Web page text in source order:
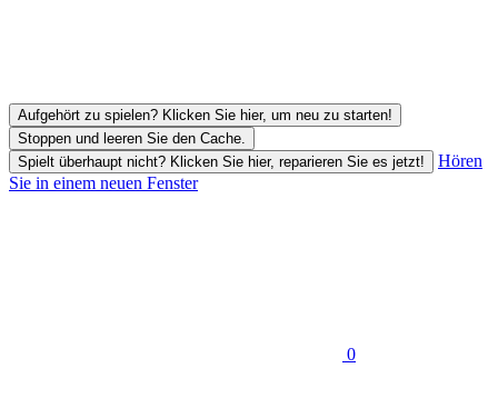
Aufgehört zu spielen? Klicken Sie hier, um neu zu starten!
Stoppen und leeren Sie den Cache.
Spielt überhaupt nicht? Klicken Sie hier, reparieren Sie es jetzt!
Hören
Sie in einem neuen Fenster
0